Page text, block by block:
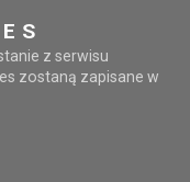
z serwisu
zostaną zapisane w